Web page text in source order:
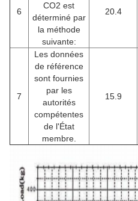
6
CO2 est
déterminé par
la méthode
suivante:
20.4
7
Les données
de référence
sont fournies
par les
autorités
compétentes
de l'État
membre.
15.9